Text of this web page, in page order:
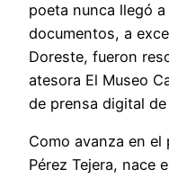
poeta nunca llegó
documentos, a
Doreste, fueron
atesora El Museo
de prensa digital de
Como avanza en
Pérez Tejera, nace